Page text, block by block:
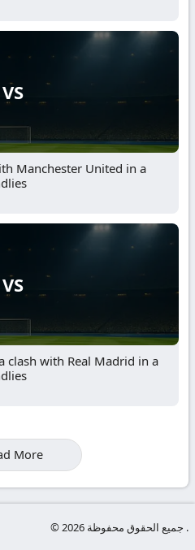
VS
Manchester United in a
VS
clash with Real Madrid in a
More
© جميع الحقوق محفوظة 2026 .